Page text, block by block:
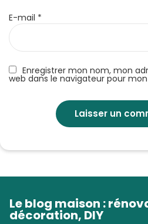
Enregistrer mon nom, mon
web dans le navigateur pour
E-mail *
Le blog maison :
décoration, DIY